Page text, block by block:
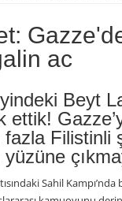
ac
Beyt
ettik!
fazla Filistinli
yüzüne
Sahil